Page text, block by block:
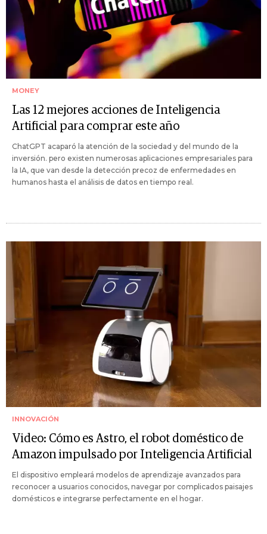
MONEY
Las 12 mejores acciones de Inteligencia
Artificial para comprar este año
ChatGPT acaparó la atención de la sociedad y del mundo de la
inversión. pero existen numerosas aplicaciones empresariales para
la IA, que van desde la detección precoz de enfermedades en
humanos hasta el análisis de datos en tiempo real.
INNOVACIÓN
Video: Cómo es Astro, el robot doméstico de
Amazon impulsado por Inteligencia Artificial
El dispositivo empleará modelos de aprendizaje avanzados para
reconocer a usuarios conocidos, navegar por complicados paisajes
domésticos e integrarse perfectamente en el hogar.